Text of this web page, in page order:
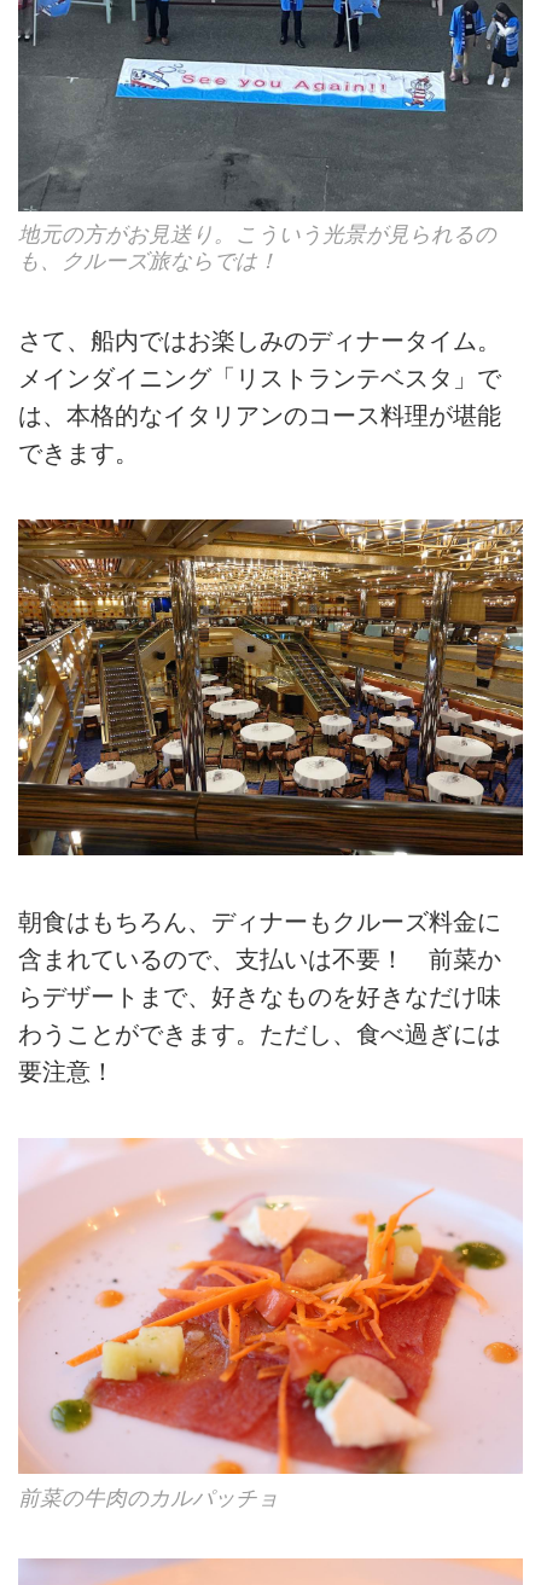
地元の方がお見送り。こういう光景が見られるの
も、クルーズ旅ならでは！
さて、船内ではお楽しみのディナータイム。
メインダイニング「リストランテベスタ」で
は、本格的なイタリアンのコース料理が堪能
できます。
朝食はもちろん、ディナーもクルーズ料金に
含まれているので、支払いは不要！ 前菜か
らデザートまで、好きなものを好きなだけ味
わうことができます。ただし、食べ過ぎには
要注意！
前菜の牛肉のカルパッチョ